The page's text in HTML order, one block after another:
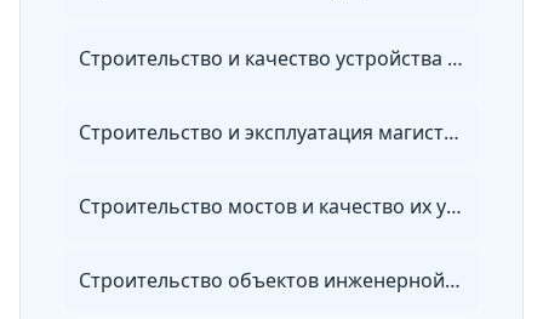
Строительство и качество устройства электрических систем
Строительство и эксплуатация магистральных трубопроводов
Строительство мостов и качество их устройства
Строительство объектов инженерной инфраструктуры окружающей среды